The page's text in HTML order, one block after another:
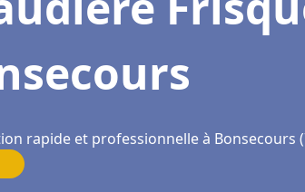
rapide et professionnelle à Bonsecours